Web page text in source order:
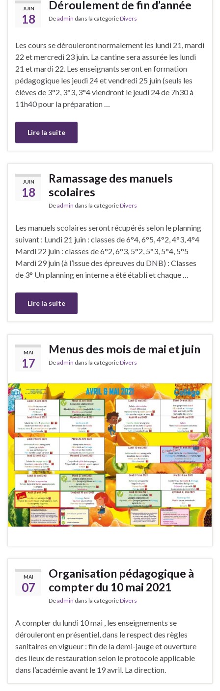
JUIN
18
Déroulement de fin d’année
Deadmin dans la catégorieDivers
Les cours se dérouleront normalement les lundi 21, mardi
22 et mercredi 23 juin. La cantine sera assurée les lundi
21 et mardi 22. Les enseignants seront en formation
pédagogique les jeudi 24 et vendredi 25 juin (seuls les
élèves de 3°2, 3°3, 3°4 viendront le jeudi 24 de 7h30 à
11h40 pour la préparation …
Lire la suite
JUIN
18
Ramassage des manuels
scolaires
Deadmin dans la catégorieDivers
Les manuels scolaires seront récupérés selon le planning
suivant :​ Lundi 21 juin : classes de 6°4, 6°5, 4°2, 4°3, 4°4​​
Mardi 22 juin : classes de 6°2, 6°3, 5°2, 5°3, 5°4, 5°5​
Mardi 29 juin (à l’issue des épreuves du DNB) : Classes
de 3°​​ Un planning en interne a été établi et chaque …
Lire la suite
MAI
17
Menus des mois de mai et juin
Deadmin dans la catégorieDivers
MAI
07
Organisation pédagogique à
compter du 10 mai 2021
Deadmin dans la catégorieDivers
A compter du lundi 10 mai , les enseignements se
dérouleront en présentiel, dans le respect des règles
sanitaires en vigueur : fin de la demi-jauge et ouverture
des lieux de restauration selon le protocole applicable
dans l’académie avant le 19 avril. ​​​La direction.